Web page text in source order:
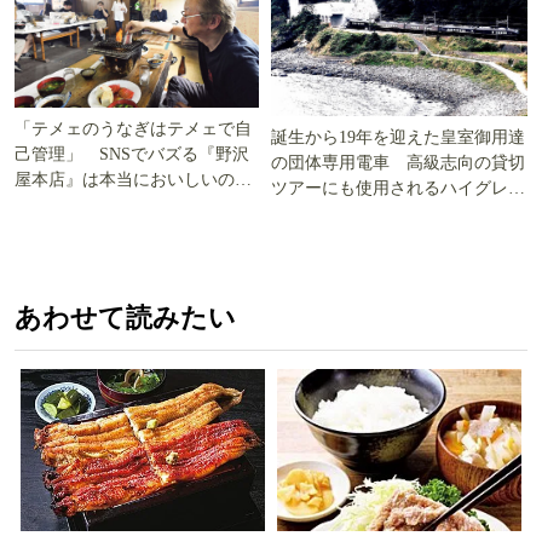
「テメェのうなぎはテメェで自
己管理」 SNSでバズる『野沢
屋本店』は本当においしいの
誕生から19年を迎えた皇室御用達
の団体専用電車 高級志向の貸切
ツアーにも使用されるハイグレー
あわせて読みたい